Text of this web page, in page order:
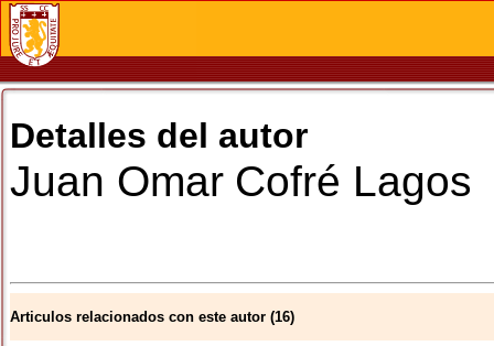
Detalles del autor
Juan Omar Cofré Lagos
Articulos relacionados con este autor (16)